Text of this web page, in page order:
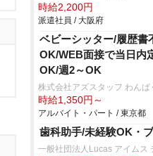
時給2,200円
派遣社員 / 大阪府
ベビーシッター/履歴書
OK/WEB面接で当日内
OK/週2～OK
株式会社アズスタッフ わんぱ
時給1,350円～
アルバイト・パート / 東京都
歯科助手/未経験OK・
一般社団法人Lucas アイムス